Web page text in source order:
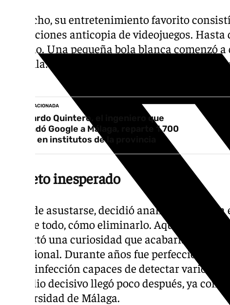
De hecho, su entretenimiento favorito
protecciones anticopia de videojuegos.
extraño. Una pequeña bola blanca comenzó
pantalla: el ordenador hacía cosas que él no
NOTICIA RELACIONADA
Bernardo Quintero, el ingeniero que
trasladó Google a Málaga, reparte 1.700
libros en institutos de la provincia
Un reto inesperado
Lejos de asustarse, decidió analizarlo.
y, sobre todo, cómo eliminarlo. Aquel primer
despertó una curiosidad que acabaría
profesional. Durante años fue
de desinfección capaces de detectar varios
episodio decisivo llegó poco después, ya
Universidad de Málaga.